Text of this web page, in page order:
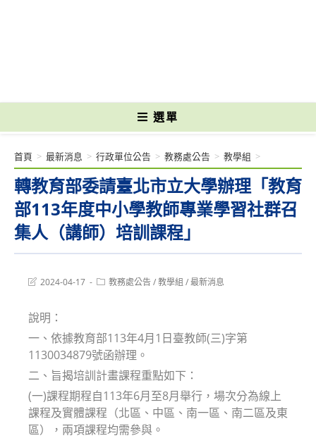
選單
轉教育部委請臺北市立大學辦理「教育
部113年度中小學教師專業學習社群召
集人（講師）培訓課程」
首頁 > 最新消息 > 行政單位公告 > 教務處公告 > 教學組 >
Post2024-04-17
Post教務處公告/教學組 /最新消息
說明：
一、依據教育部113年4月1日臺教師(三)字第
1130034879號函辦理。
二、旨揭培訓計畫課程重點如下：
(一)課程期程自113年6月至8月舉行，場次分為線上
課程及實體課程（北區、中區、南一區、南二區及東
區），兩項課程均需參與。